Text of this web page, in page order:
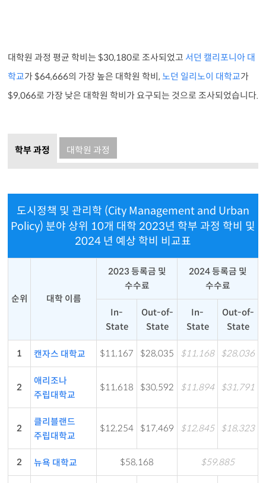
대학원 과정 평균 학비는 $30,180로 조사되었고 서던 캘리포니아 대
학교가 $64,666의 가장 높은 대학원 학비, 노던 일리노이 대학교가
$9,066로 가장 낮은 대학원 학비가 요구되는 것으로 조사되었습니다.
학부 과정 대학원 과정
도시정책 및 관리학 (City Management and Urban
Policy) 분야 상위 10개 대학 2023년 학부 과정 학비 및
2024 년 예상 학비 비교표
순위 대학 이름
2023 등록금 및
수수료
2024 등록금 및
수수료
In-
State
Out-of-
State
In-
State
Out-of-
State
1 캔자스 대학교 $11,167 $28,035 $11,168 $28,036
2
애리조나
주립대학교
$11,618 $30,592 $11,894 $31,791
2
클리블랜드
주립대학교
$12,254 $17,469 $12,845 $18,323
2 뉴욕 대학교 $58,168 $59,885